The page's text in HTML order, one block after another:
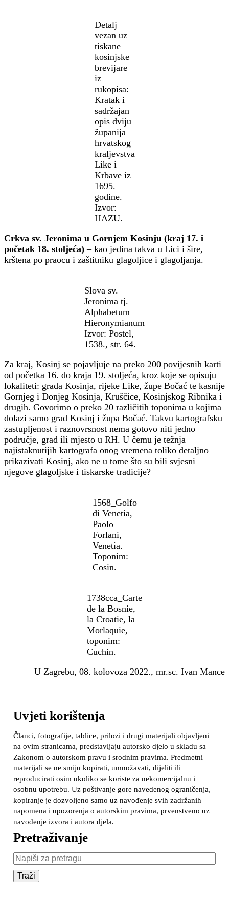
Detalj
vezan uz
tiskane
kosinjske
brevijare
iz
rukopisa:
Kratak i
sadržajan
opis dviju
županija
hrvatskog
kraljevstva
Like i
Krbave iz
1695.
godine.
Izvor:
HAZU.
Crkva sv. Jeronima u Gornjem Kosinju (kraj 17. i
početak 18. stoljeća) – kao jedina takva u Lici i šire,
krštena po praocu i zaštitniku glagoljice i glagoljanja.
Slova sv.
Jeronima tj.
Alphabetum
Hieronymianum
Izvor: Postel,
1538., str. 64.
Za kraj, Kosinj se pojavljuje na preko 200 povijesnih karti
od početka 16. do kraja 19. stoljeća, kroz koje se opisuju
lokaliteti: grada Kosinja, rijeke Like, župe Bočać te kasnije
Gornjeg i Donjeg Kosinja, Kruščice, Kosinjskog Ribnika i
drugih. Govorimo o preko 20 različitih toponima u kojima
dolazi samo grad Kosinj i župa Bočać. Takvu kartografsku
zastupljenost i raznovrsnost nema gotovo niti jedno
područje, grad ili mjesto u RH. U čemu je težnja
najistaknutijih kartografa onog vremena toliko detaljno
prikazivati Kosinj, ako ne u tome što su bili svjesni
njegove glagoljske i tiskarske tradicije?
1568_Golfo
di Venetia,
Paolo
Forlani,
Venetia.
Toponim:
Cosin.
1738cca_Carte
de la Bosnie,
la Croatie, la
Morlaquie,
toponim:
Cuchin.
U Zagrebu, 08. kolovoza 2022., mr.sc. Ivan Mance
Uvjeti korištenja
Članci, fotografije, tablice, prilozi i drugi materijali objavljeni
na ovim stranicama, predstavljaju autorsko djelo u skladu sa
Zakonom o autorskom pravu i srodnim pravima. Predmetni
materijali se ne smiju kopirati, umnožavati, dijeliti ili
reproducirati osim ukoliko se koriste za nekomercijalnu i
osobnu upotrebu. Uz poštivanje gore navedenog ograničenja,
kopiranje je dozvoljeno samo uz navođenje svih zadržanih
napomena i upozorenja o autorskim pravima, prvenstveno uz
navođenje izvora i autora djela.
Pretraživanje
Pretraživanje: